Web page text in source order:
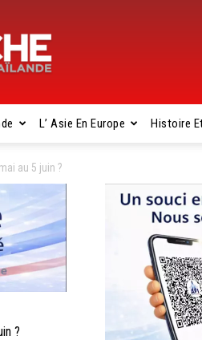
L’ Asie En Europe Histoire
au 5 juin ?
?